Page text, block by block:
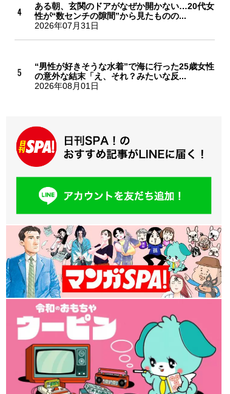
ある朝、玄関のドアがなぜか開かない…20代女
性が“数センチの隙間”から見たものの...
2026年07月31日
“男性が好きそうな水着”で海に行った25歳女性
の意外な結末「え、それ？みたいな反...
2026年08月01日